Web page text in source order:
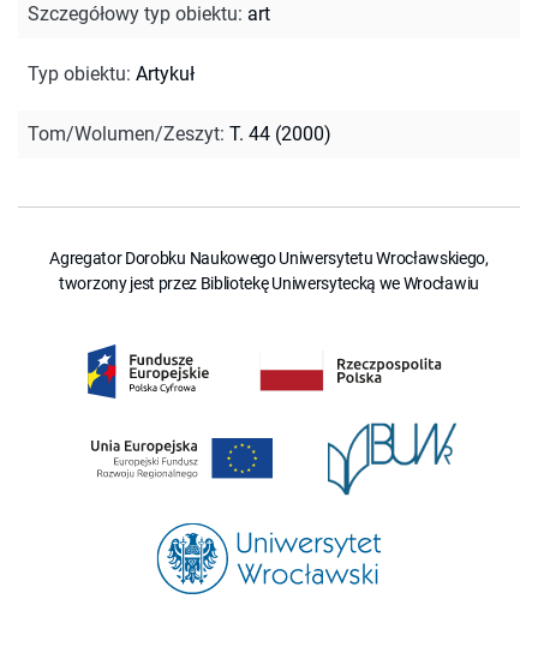
Szczegółowy typ obiektu: art
Typ obiektu: Artykuł
Tom/Wolumen/Zeszyt: T. 44 (2000)
Agregator Dorobku Naukowego Uniwersytetu Wrocławskiego,
tworzony jest przez Bibliotekę Uniwersytecką we Wrocławiu